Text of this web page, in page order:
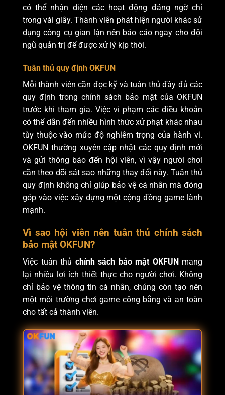
có thể nhận diện các hoạt động đáng ngờ chỉ
trong vài giây. Thành viên phát hiện người khác sử
dụng công cụ gian lận nên báo cáo ngay cho đội
ngũ quản trị để được xử lý kịp thời.
Tuân thủ quy định OKFUN
Mỗi thành viên cần đọc kỹ và tuân thủ đầy đủ các
quy định trong chính sách bảo mật của OKFUN
trước khi tham gia. Việc vi phạm các điều khoản
có thể dẫn đến nhiều hình thức xử phạt khác nhau
tùy thuộc vào mức độ nghiêm trọng của hành vi.
OKFUN thường xuyên cập nhật các quy định mới
và gửi thông báo đến hội viên, vì vậy người chơi
cần theo dõi sát sao những thay đổi này. Tuân thủ
quy định không chỉ giúp bảo vệ cá nhân mà đóng
góp vào việc xây dựng một cộng đồng game lành
mạnh.
Vì sao hội viên nên tuân thủ chính sách
bảo mật OKFUN?
Việc tuân thủ chính sách bảo mật OKFUNmang
lại nhiều lợi ích thiết thực cho người chơi. Không
chỉ bảo vệ thông tin cá nhân, chúng còn tạo nên
một môi trường chơi game công bằng và an toàn
cho tất cả thành viên.